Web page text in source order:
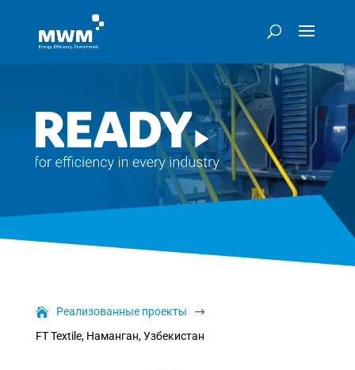
Реализованные проекты $
FT Textile, Наманган, Узбекистан